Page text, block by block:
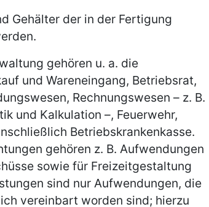
Gehälter der in der Fertigung
gehören u. a. die
und Wareneingang, Betriebsrat,
Rechnungswesen – z. B.
und Kalkulation –, Feuerwehr,
Betriebskrankenkasse.
gehören z. B. Aufwendungen
sowie für Freizeitgestaltung
sind nur Aufwendungen, die
vereinbart worden sind; hierzu